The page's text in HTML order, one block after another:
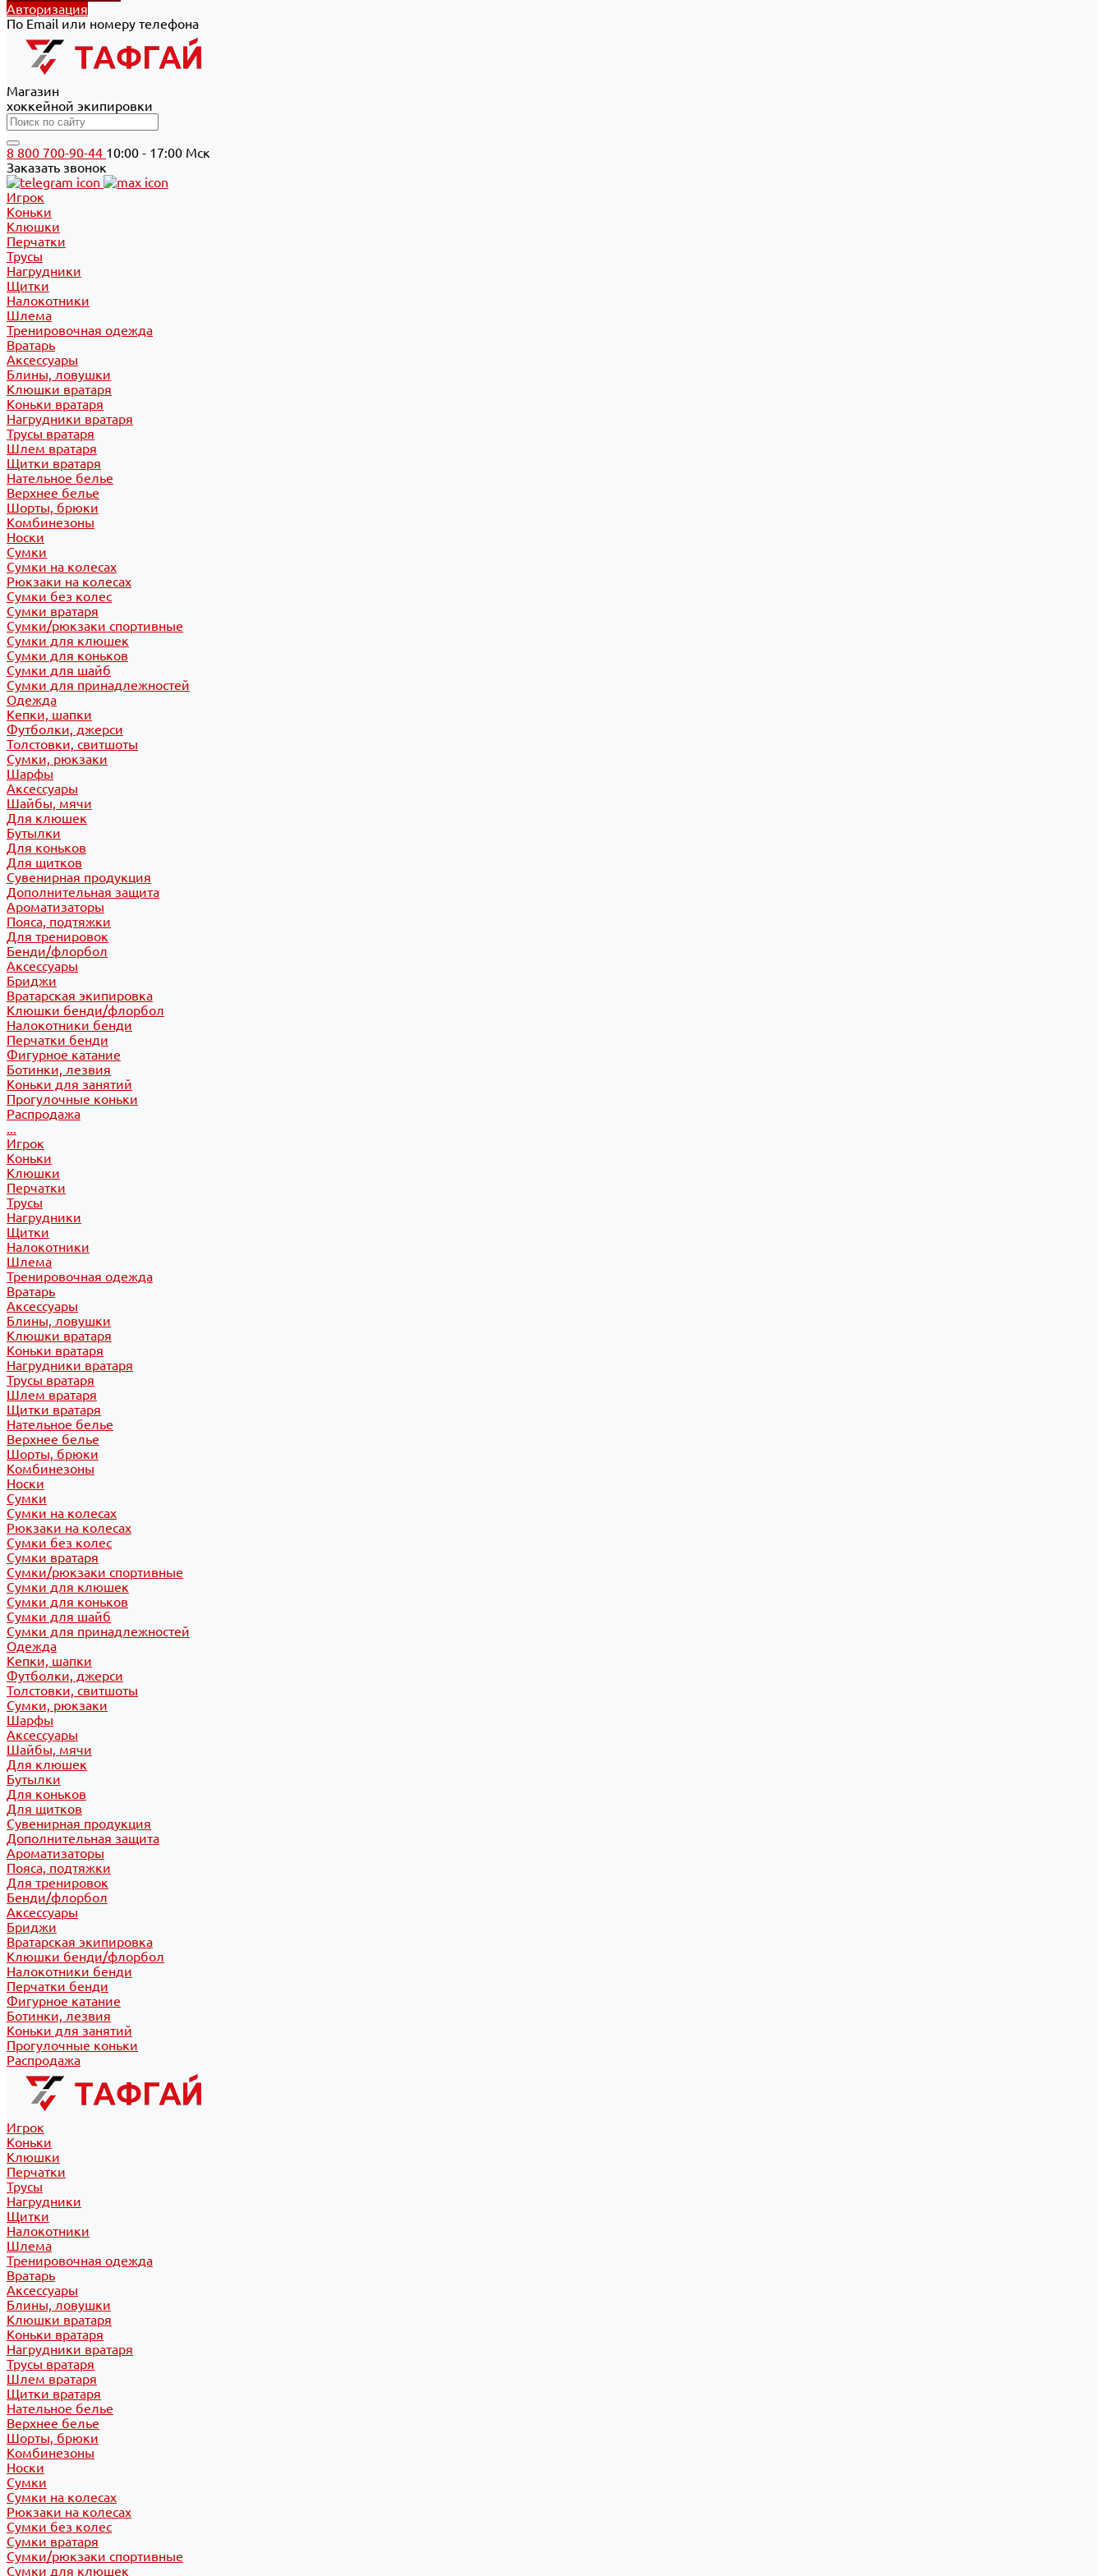
Авторизация
По Email или номеру телефона
Магазин
хоккейной экипировки
8 800 700-90-44 10:00 - 17:00 Мск
Заказать звонок
Игрок
Коньки
Клюшки
Перчатки
Трусы
Нагрудники
Щитки
Налокотники
Шлема
Тренировочная одежда
Вратарь
Аксессуары
Блины, ловушки
Клюшки вратаря
Коньки вратаря
Нагрудники вратаря
Трусы вратаря
Шлем вратаря
Щитки вратаря
Нательное белье
Верхнее белье
Шорты, брюки
Комбинезоны
Носки
Сумки
Сумки на колесах
Рюкзаки на колесах
Сумки без колес
Сумки вратаря
Сумки/рюкзаки спортивные
Сумки для клюшек
Сумки для коньков
Сумки для шайб
Сумки для принадлежностей
Одежда
Кепки, шапки
Футболки, джерси
Толстовки, свитшоты
Сумки, рюкзаки
Шарфы
Аксессуары
Шайбы, мячи
Для клюшек
Бутылки
Для коньков
Для щитков
Сувенирная продукция
Дополнительная защита
Ароматизаторы
Пояса, подтяжки
Для тренировок
Бенди/флорбол
Аксессуары
Бриджи
Вратарская экипировка
Клюшки бенди/флорбол
Налокотники бенди
Перчатки бенди
Фигурное катание
Ботинки, лезвия
Коньки для занятий
Прогулочные коньки
Распродажа
...
Игрок
Коньки
Клюшки
Перчатки
Трусы
Нагрудники
Щитки
Налокотники
Шлема
Тренировочная одежда
Вратарь
Аксессуары
Блины, ловушки
Клюшки вратаря
Коньки вратаря
Нагрудники вратаря
Трусы вратаря
Шлем вратаря
Щитки вратаря
Нательное белье
Верхнее белье
Шорты, брюки
Комбинезоны
Носки
Сумки
Сумки на колесах
Рюкзаки на колесах
Сумки без колес
Сумки вратаря
Сумки/рюкзаки спортивные
Сумки для клюшек
Сумки для коньков
Сумки для шайб
Сумки для принадлежностей
Одежда
Кепки, шапки
Футболки, джерси
Толстовки, свитшоты
Сумки, рюкзаки
Шарфы
Аксессуары
Шайбы, мячи
Для клюшек
Бутылки
Для коньков
Для щитков
Сувенирная продукция
Дополнительная защита
Ароматизаторы
Пояса, подтяжки
Для тренировок
Бенди/флорбол
Аксессуары
Бриджи
Вратарская экипировка
Клюшки бенди/флорбол
Налокотники бенди
Перчатки бенди
Фигурное катание
Ботинки, лезвия
Коньки для занятий
Прогулочные коньки
Распродажа
Игрок
Коньки
Клюшки
Перчатки
Трусы
Нагрудники
Щитки
Налокотники
Шлема
Тренировочная одежда
Вратарь
Аксессуары
Блины, ловушки
Клюшки вратаря
Коньки вратаря
Нагрудники вратаря
Трусы вратаря
Шлем вратаря
Щитки вратаря
Нательное белье
Верхнее белье
Шорты, брюки
Комбинезоны
Носки
Сумки
Сумки на колесах
Рюкзаки на колесах
Сумки без колес
Сумки вратаря
Сумки/рюкзаки спортивные
Сумки для клюшек